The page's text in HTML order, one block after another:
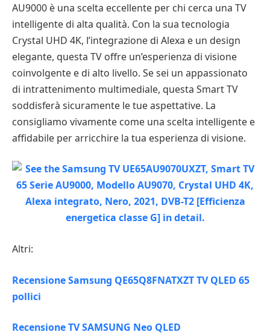
AU9000 è una scelta eccellente per chi cerca una TV
intelligente di alta qualità. Con la sua tecnologia
Crystal UHD 4K, l’integrazione di Alexa e un design
elegante, questa TV offre un’esperienza di visione
coinvolgente e di alto livello. Se sei un appassionato
di intrattenimento multimediale, questa Smart TV
soddisferà sicuramente le tue aspettative. La
consigliamo vivamente come una scelta intelligente e
affidabile per arricchire la tua esperienza di visione.
Altri:
Recensione Samsung QE65Q8FNATXZT TV QLED 65
pollici
Recensione TV SAMSUNG Neo QLED